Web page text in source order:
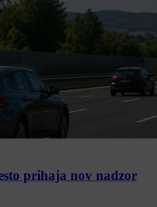
prihaja nov nadzor